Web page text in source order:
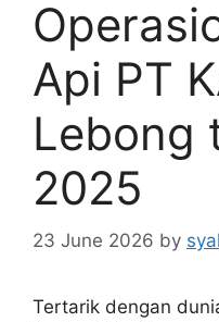
Api PT
Lebong
2025
23 June 2026 by
Tertarik dengan